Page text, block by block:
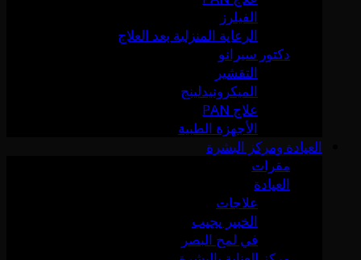
الفيلرز
الرعاية المنزلية بعد العلاج
دكتور سيرانو
التقشير
الميكرونيدلينج
علاج PAN
الأجهزة الطبية
العيادة ومركز البشرة
مقرات
العيادة
علاجات
الخبير يجيب
في لمح البصر